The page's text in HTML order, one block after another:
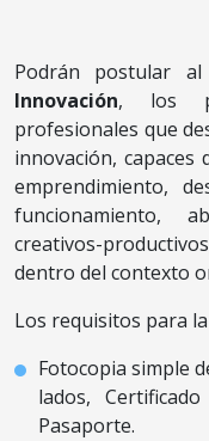
Podrán postular al
Innovación, los
profesionales que
innovación,
emprendimiento,
funcionamiento,
creativos-
dentro del contexto
Los requisitos para
Fotocopia simple
lados,
Pasaporte.